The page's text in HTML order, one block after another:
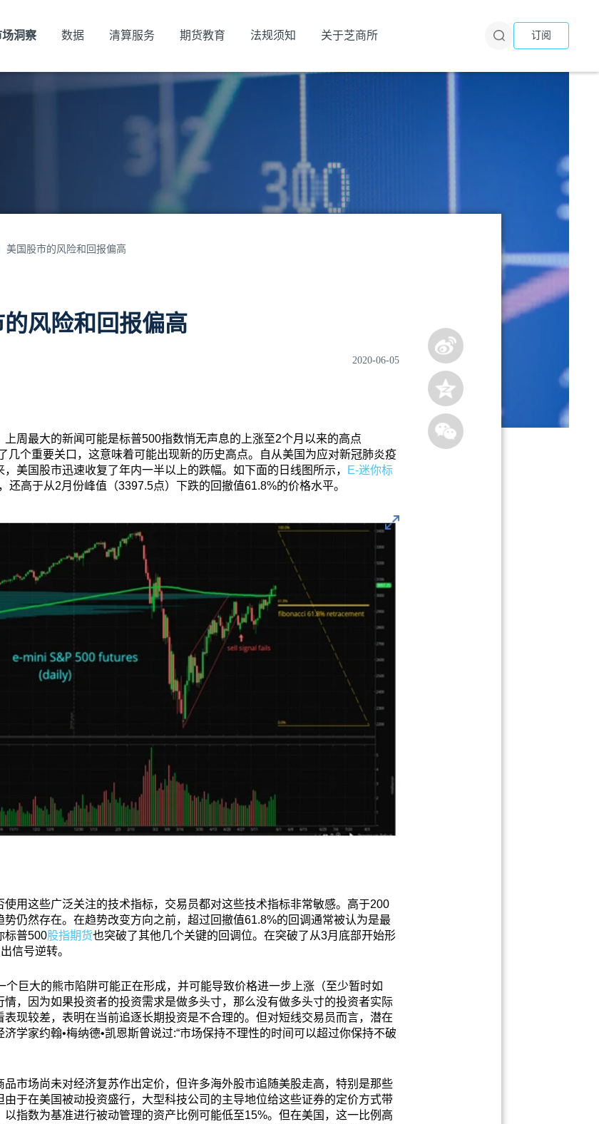
场洞察 数据 清算服务 期货教育 法规须知 关于芝商所 订阅
美国股市的风险和回报偏高
的风险和回报偏高
2020-06-05
周最大的新闻可能是标普500指数悄无声息的上涨至2个月以来的高点
几个重要关口，这意味着可能出现新的历史高点。自从美国为应对新冠肺炎疫
美国股市迅速收复了年内一半以上的跌幅。如下面的日线图所示，
E-迷你标
还高于从2月份峰值（3397.5点）下跌的回撤值61.8%的价格水平。
用这些广泛关注的技术指标，交易员都对这些技术指标非常敏感。高于200
仍然存在。在趋势改变方向之前，超过回撤值61.8%的回调通常被认为是最
标普500股指期货也突破了其他几个关键的回调位。在突破了从3月底部开始形
信号逆转。
巨大的熊市陷阱可能正在形成，并可能导致价格进一步上涨（至少暂时如
，因为如果投资者的投资需求是做多头寸，那么没有做多头寸的投资者实际
表现较差，表明在当前追逐长期投资是不合理的。但对短线交易员而言，潜在
学家约翰•梅纳德•凯恩斯曾说过:“市场保持不理性的时间可以超过你保持不破
市场尚未对经济复苏作出定价，但许多海外股市追随美股走高，特别是那些
于在美国被动投资盛行，大型科技公司的主导地位给这些证券的定价方式带
指数为基准进行被动管理的资产比例可能低至15%。但在美国，这一比例高